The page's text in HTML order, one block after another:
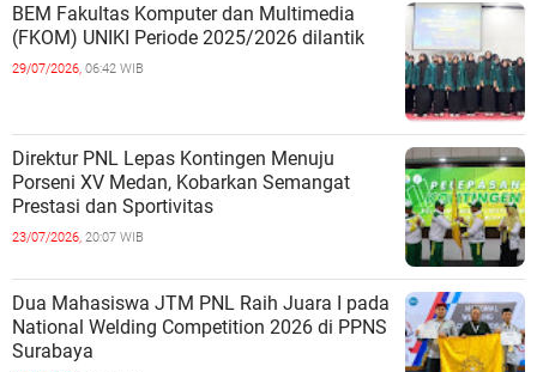
BEM Fakultas Komputer dan Multimedia
(FKOM) UNIKI Periode 2025/2026 dilantik
29/07/2026, 06:42 WIB
Direktur PNL Lepas Kontingen Menuju
Porseni XV Medan, Kobarkan Semangat
Prestasi dan Sportivitas
23/07/2026, 20:07 WIB
Dua Mahasiswa JTM PNL Raih Juara I pada
National Welding Competition 2026 di PPNS
Surabaya